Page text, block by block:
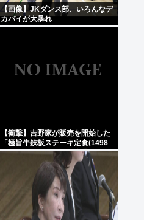
【画像】JKダンス部、いろんなデ
カパイが大暴れ
【衝撃】吉野家が販売を開始した
「極旨牛鉄板ステーキ定食(1498
円)」がうまそすぎると話題に